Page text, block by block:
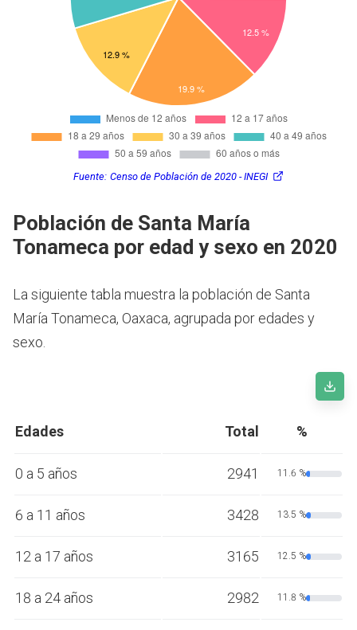
Fuente: Censo de Población de 2020 - INEGI
Población de Santa María
Tonameca por edad y sexo en 2020
La siguiente tabla muestra la población de Santa
María Tonameca, Oaxaca, agrupada por edades y
sexo.
Edades Total %
0 a 5 años 2941 11.6 %
6 a 11 años 3428 13.5 %
12 a 17 años 3165 12.5 %
18 a 24 años 2982 11.8 %